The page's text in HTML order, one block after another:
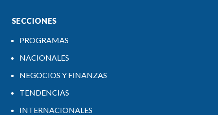
SECCIONES
PROGRAMAS
NACIONALES
NEGOCIOS Y FINANZAS
TENDENCIAS
INTERNACIONALES